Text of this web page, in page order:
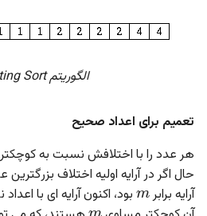
الگوریتم Counting Sort
تعمیم برای اعداد صحیح
هر عدد را با اختلافش نسبت به
حال اگر در آرایه اولیه اختلاف
آرایه برابر
m
بود، اکنون آرایه ای با
m